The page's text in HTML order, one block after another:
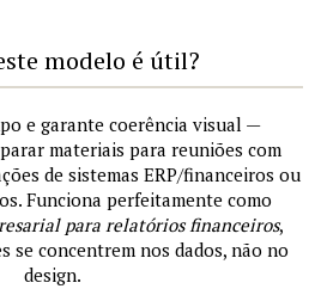
modelo é útil?
e garante coerência visual —
materiais para reuniões com
de sistemas ERP/financeiros ou
Funciona perfeitamente como
para relatórios financeiros,
se concentrem nos dados, não no
design.